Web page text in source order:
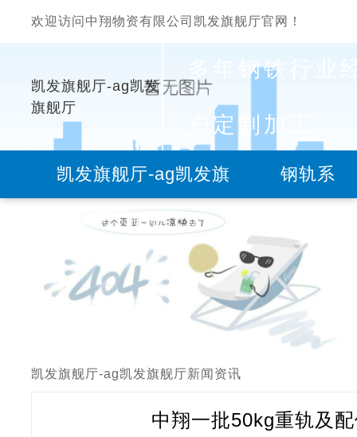
欢迎访问中翔物资有限公司凯发旗舰厅官网！
凯发旗舰厅-ag凯发
旗舰厅
多年钢铁行业
户定制加工
凯发旗舰厅-ag凯发旗
舰厅
钢轨系
凯发旗舰厅-ag凯发旗舰厅新闻资讯
中翔一批50kg重轨及